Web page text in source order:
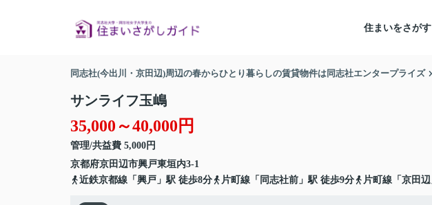
住まいをさがす
同志社(今出川・京田辺)周辺の春からひとり暮らしの賃貸物件は同志社エンタープライズ
サンライフ玉嶋
35,000～40,000円
管理/共益費 5,000円
京都府京田辺市興戸東垣内3-1
近鉄京都線 「 興戸 」駅 徒歩8分 片町線 「 同志社前 」駅 徒歩9分 片町線 「 京田辺